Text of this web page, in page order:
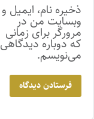
ذخیره نام، ایمیل و
وبسایت من در
مرورگر برای زمانی
که دوباره دیدگاهی
می‌نویسم.